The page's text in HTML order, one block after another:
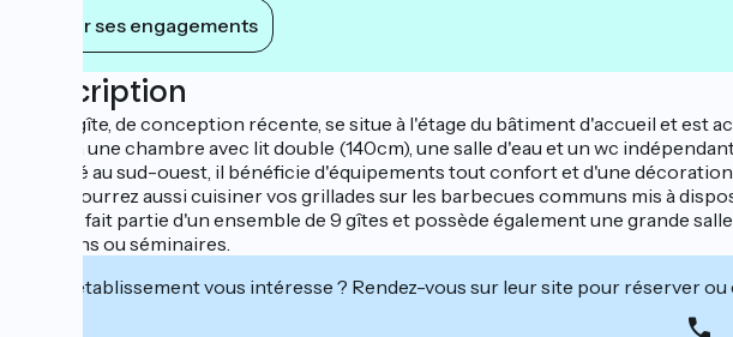
Voir ses engagements
Description
Notre gîte, de conception récente, se situe à l'étage du bâtiment d'accueil et
accès à une chambre avec lit double (140cm), une salle d'eau et un wc
Orienté au sud-ouest, il bénéficie d'équipements tout confort et d'une
Vous pourrez aussi cuisiner vos grillades sur les barbecues communs mis à
Ce gîte fait partie d'un ensemble de 9 gîtes et possède également une grande
réunions ou séminaires.
Cet établissement vous intéresse ? Rendez-vous sur leur site pour réserver ou